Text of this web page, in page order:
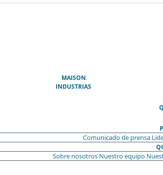
MAISON(ACTUAL)
INDUSTRIAS
Comunicado de prensa
Sobre nosotros Nuestro equipo